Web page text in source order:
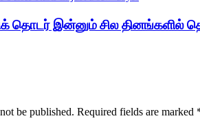
தொடர் இன்னும் சில தினங்களில்
be published. Required fields are marked